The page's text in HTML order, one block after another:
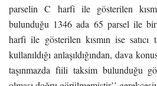
parselin C harfi ile gösterilen
bulunduğu 1346 ada 65 parsel ile
harfi ile gösterilen kısmın ise satıcı
kullanıldığı anlaşıldığından, dava
taşınmazda fiili taksim bulunduğu